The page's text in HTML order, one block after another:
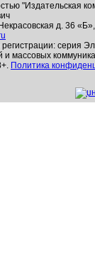
"Издательская
д. 36
серия
и массовых
Политика